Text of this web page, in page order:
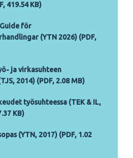
419.54 KB)
för
(YTN 2026) (PDF,
ja virkasuhteen
2014) (PDF, 2.08 MB)
työsuhteessa (TEK & IL,
KB)
(YTN, 2017) (PDF, 1.02